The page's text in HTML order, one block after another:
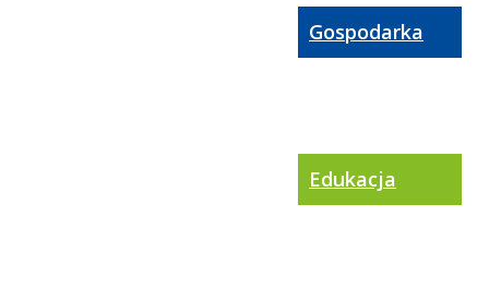
Gospodarka
Edukacja